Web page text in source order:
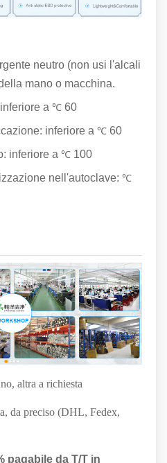
neutro (non usi l'alcali
mano o macchina.
a ℃ 60
inferiore a ℃ 60
inferiore a ℃ 100
nell'autoclave: ℃
altra a richiesta
da preciso (DHL, Fedex,
pagabile da T/T in